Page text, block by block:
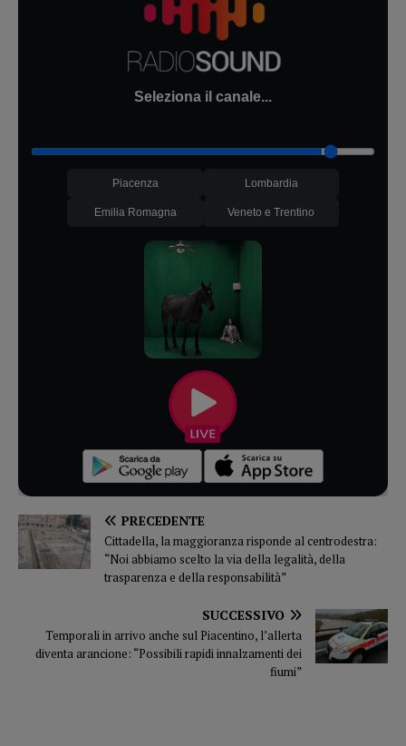
Seleziona il canale...
Piacenza Lombardia
Emilia Romagna Veneto e Trentino
PRECEDENTE
Cittadella, la maggioranza risponde al centrodestra:
“Noi abbiamo scelto la via della legalità, della
trasparenza e della responsabilità”
SUCCESSIVO
Temporali in arrivo anche sul Piacentino, l’allerta
diventa arancione: “Possibili rapidi innalzamenti dei
fiumi”